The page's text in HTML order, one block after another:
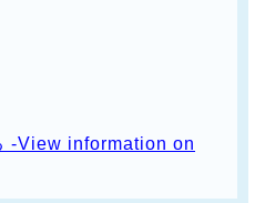
-View information on